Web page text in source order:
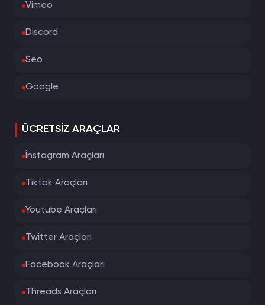
Vimeo
Discord
Seo
Google
ÜCRETSIZ ARAÇLAR
İnstagram Araçları
Tiktok Araçları
Youtube Araçları
Twitter Araçları
Facebook Araçları
Threads Araçları